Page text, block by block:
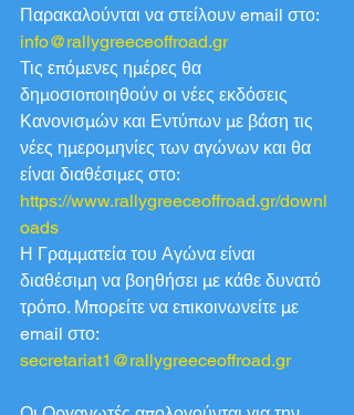
Παρακαλούνται να στείλουν email στο:
info@rallygreeceoffroad.gr
Τις επόμενες ημέρες θα
δημοσιοποιηθούν οι νέες εκδόσεις
Κανονισμών και Εντύπων με βάση τις
νέες ημερομηνίες των αγώνων και θα
είναι διαθέσιμες στο:
https://www.rallygreeceoffroad.gr/downl
oads
Η Γραμματεία του Αγώνα είναι
διαθέσιμη να βοηθήσει με κάθε δυνατό
τρόπο. Μπορείτε να επικοινωνείτε με
email στο:
secretariat1@rallygreeceoffroad.gr